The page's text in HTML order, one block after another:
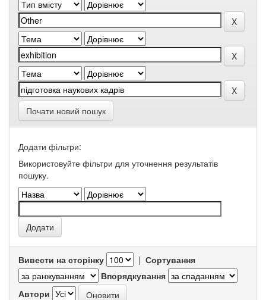
Почати новий пошук
Додати фільтри:
Використовуйте фільтри для уточнення результатів
пошуку.
Вивести на сторінку | Сортування
Впорядкування
Автори